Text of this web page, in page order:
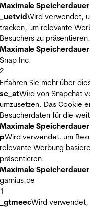
Maximale Speicherdauer
_uetvidWird verwendet,
tracken, um relevante
Besuchers zu präsentieren.
Maximale Speicherdauer
Snap Inc.
2
Erfahren Sie mehr über
sc_atWird von Snapchat
umzusetzen. Das Cookie
Besucherdaten für die
Maximale Speicherdauer
pWird verwendet, um
relevante Werbung
präsentieren.
Maximale Speicherdauer
garnius.de
1
_gtmeecWird verwendet,